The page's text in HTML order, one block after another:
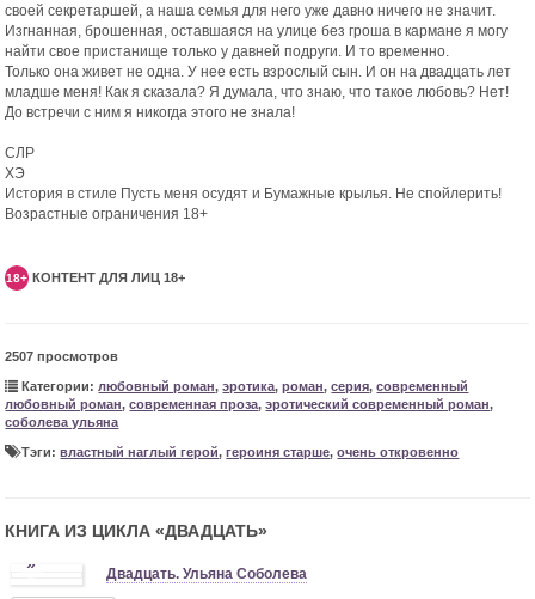
своей секретаршей, а наша семья для него уже давно ничего не значит.
Изгнанная, брошенная, оставшаяся на улице без гроша в кармане я могу
найти свое пристанище только у давней подруги. И то временно.
Только она живет не одна. У нее есть взрослый сын. И он на двадцать лет
младше меня! Как я сказала? Я думала, что знаю, что такое любовь? Нет!
До встречи с ним я никогда этого не знала!
СЛР
ХЭ
История в стиле Пусть меня осудят и Бумажные крылья. Не спойлерить!
Возрастные ограничения 18+
18+ КОНТЕНТ ДЛЯ ЛИЦ 18+
2507 просмотров
Категории: любовный роман,эротика,роман,серия,современный
любовный роман,современная проза,эротический современный роман,
соболева ульяна
Тэги:властный наглый герой,героиня старше,очень откровенно
КНИГА ИЗ ЦИКЛА «ДВАДЦАТЬ»
»
Двадцать. Ульяна Соболева